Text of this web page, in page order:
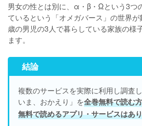
男女の性とは別に、α・β・Ωという3つ
ているという「オメガバース」の世界
歳の男児の3人で暮らしている家族の様
ます。
結論
複数のサービスを実際に利用し調査
いま、おかえり」を全巻無料で読む
無料で読めるアプリ・サービスはあ